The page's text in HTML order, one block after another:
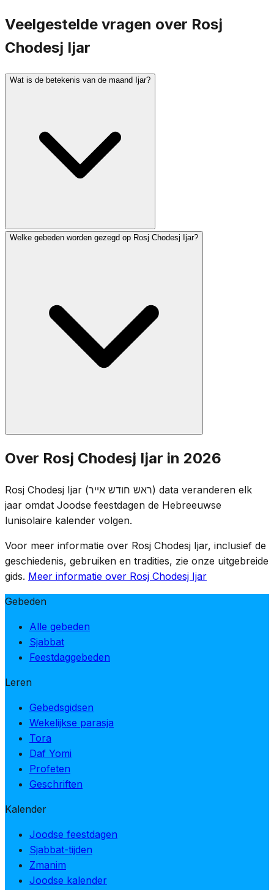
Veelgestelde vragen over Rosj
Chodesj Ijar
Wat is de betekenis van de maand Ijar?
ook in Ijar. De maand wordt geassocieerd met genezing
— de Hebreeuwse letters van Ijar vormen een acroniem
voor 'Ani Hashem Rofecha' (Ik ben God uw genezer).
Welke gebeden worden gezegd op Rosj Chodesj Ijar?
De standaard Rosj Chodesj-gebeden worden gezegd: het
halve Hallel, Ya'aleh V'Yavo, de Toralezing en Moesaf.
Aangezien Rosj Chodesj Ijar tijdens de Omerperiode valt,
gaat de Omertelling door bij de avonddiensten. De semi-
rouwgebruiken van de Omer blijven van kracht op Rosj
Over Rosj Chodesj Ijar in 2026
Rosj Chodesj Ijar (ראש חודש אייר) data veranderen elk
jaar omdat Joodse feestdagen de Hebreeuwse
lunisolaire kalender volgen.
Voor meer informatie over Rosj Chodesj Ijar, inclusief de
geschiedenis, gebruiken en tradities, zie onze uitgebreide
gids. Meer informatie over Rosj Chodesj Ijar
Gebeden
Alle gebeden
Sjabbat
Feestdaggebeden
Leren
Gebedsgidsen
Wekelijkse parasja
Tora
Daf Yomi
Profeten
Geschriften
Kalender
Joodse feestdagen
Sjabbat-tijden
Zmanim
Joodse kalender